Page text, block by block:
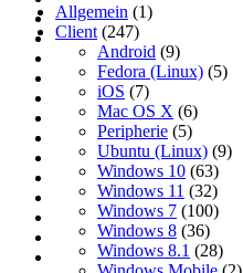
Allgemein (1)
Client (247)
Android (9)
Fedora (Linux) (5)
iOS (7)
Mac OS X (6)
Peripherie (5)
Ubuntu (Linux) (9)
Windows 10 (63)
Windows 11 (32)
Windows 7 (100)
Windows 8 (36)
Windows 8.1 (28)